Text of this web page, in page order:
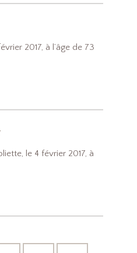
2017, à l’âge de 73
le 4 février 2017, à